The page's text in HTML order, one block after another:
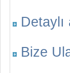
Detaylı
Bize